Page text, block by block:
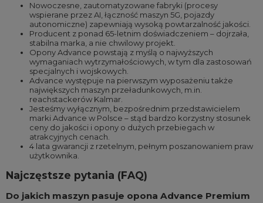
Nowoczesne, zautomatyzowane fabryki (procesy
wspierane przez AI, łączność maszyn 5G, pojazdy
autonomiczne) zapewniają wysoką powtarzalność jakości.
Producent z ponad 65-letnim doświadczeniem – dojrzała,
stabilna marka, a nie chwilowy projekt.
Opony Advance powstają z myślą o najwyższych
wymaganiach wytrzymałościowych, w tym dla zastosowań
specjalnych i wojskowych.
Advance występuje na pierwszym wyposażeniu także
największych maszyn przeładunkowych, m.in.
reachstackerów Kalmar.
Jesteśmy wyłącznym, bezpośrednim przedstawicielem
marki Advance w Polsce – stąd bardzo korzystny stosunek
ceny do jakości i opony o dużych przebiegach w
atrakcyjnych cenach.
4 lata gwarancji z rzetelnym, pełnym poszanowaniem praw
użytkownika.
Najczęstsze pytania (FAQ)
Do jakich maszyn pasuje opona Advance Premium